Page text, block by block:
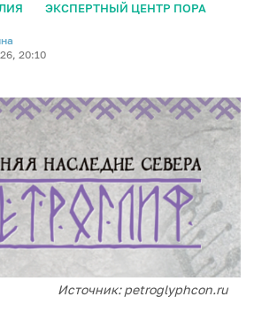
ЭКСПЕРТНЫЙ ЦЕНТР ПОРА
20:10
Источник: petroglyphcon.ru